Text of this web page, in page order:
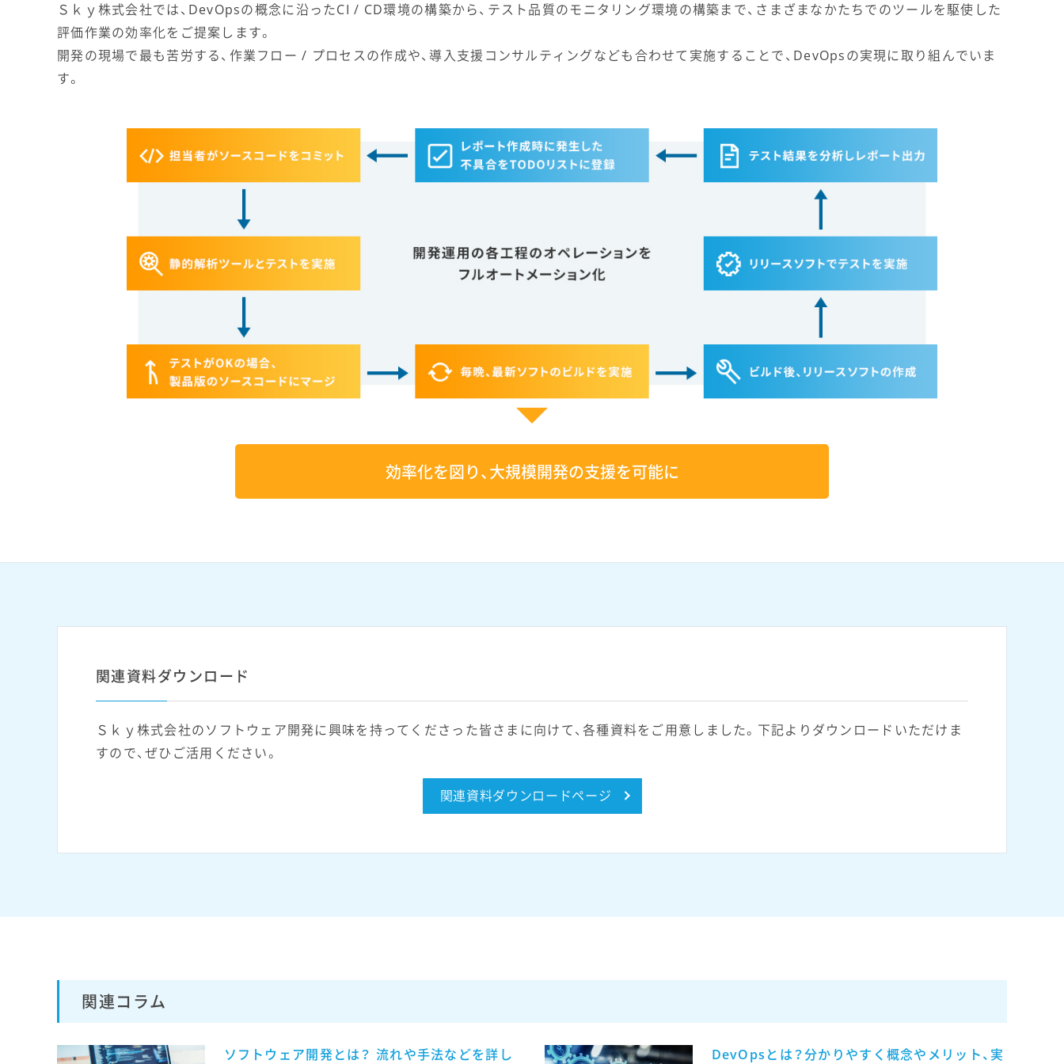
Ｓｋｙ株式会社では、DevOpsの概念に沿ったCI / CD環境の構築から、テスト品質のモニタリング環境の構築まで、さまざまなかたちでのツールを駆使した
評価作業の効率化をご提案します。
開発の現場で最も苦労する、作業フロー / プロセスの作成や、導入支援コンサルティングなども合わせて実施することで、DevOpsの実現に取り組んでいま
す。
効率化を図り、大規模開発の支援を可能に
関連資料ダウンロード
Ｓｋｙ株式会社のソフトウェア開発に興味を持ってくださった皆さまに向けて、各種資料をご用意しました。下記よりダウンロードいただけま
すので、ぜひご活用ください。
関連資料ダウンロードページ
関連コラム
ソフトウェア開発とは？ 流れや手法などを詳し DevOpsとは？分かりやすく概念やメリット、実